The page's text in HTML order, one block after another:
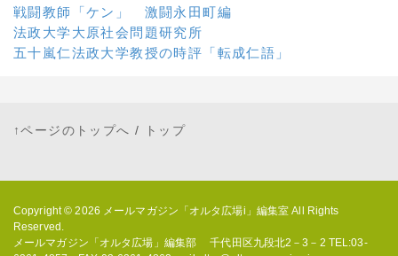
戦闘教師「ケン」 激闘永田町編
法政大学大原社会問題研究所
五十嵐仁法政大学教授の時評「転成仁語」
↑ページのトップへ / トップ
Copyright © 2026 メールマガジン「オルタ広場i」編集室 All Rights
Reserved.
メールマガジン「オルタ広場」編集部 千代田区九段北2－3－2 TEL:03-